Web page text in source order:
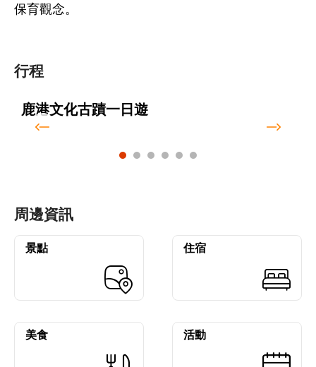
保育觀念。
行程
鹿港文化古蹟一日遊
周邊資訊
景點 住宿
美食 活動